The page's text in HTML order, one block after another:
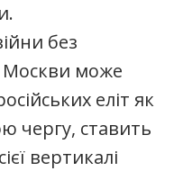
без
Москви може
еліт як
чергу, ставить
вертикалі